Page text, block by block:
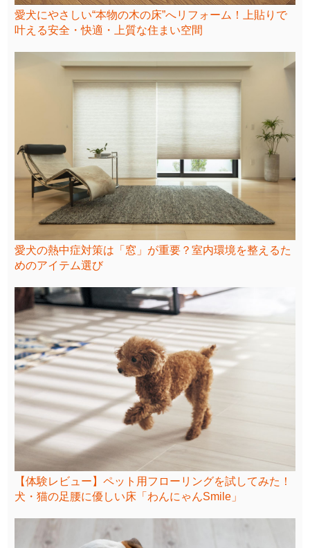
愛犬にやさしい“本物の木の床”へリフォーム！上貼りで
叶える安全・快適・上質な住まい空間
愛犬の熱中症対策は「窓」が重要？室内環境を整えるた
めのアイテム選び
【体験レビュー】ペット用フローリングを試してみた！
犬・猫の足腰に優しい床「わんにゃんSmile」